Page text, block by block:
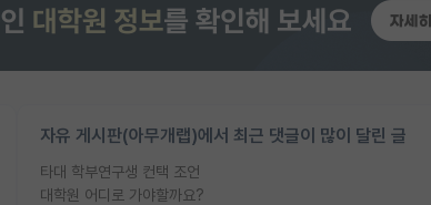
자유 게시판(아무개랩)에서 최근 댓글이 많이 달린 글
타대 학부연구생 컨택 조언
대학원 어디로 가야할까요?